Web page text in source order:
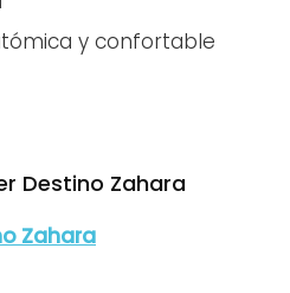
y confortable
Destino Zahara
Zahara